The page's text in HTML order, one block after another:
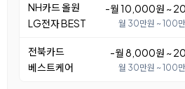
NH카드 올원
LG전자 BEST
-월 10,000원 ~
월 30만원 ~ 100만
전북카드
베스트케어
-월 8,000원 ~
월 30만원 ~ 100만